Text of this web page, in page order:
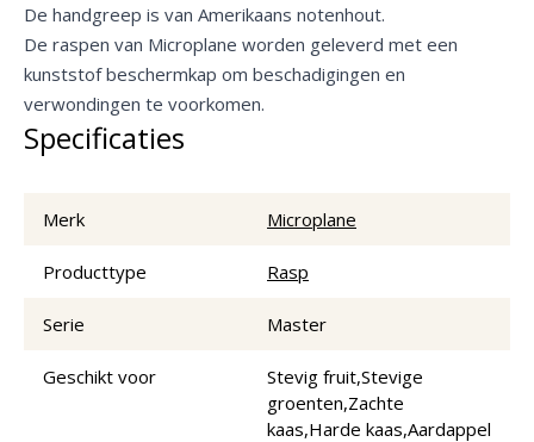
De handgreep is van Amerikaans notenhout.
De raspen van Microplane worden geleverd met een
kunststof beschermkap om beschadigingen en
verwondingen te voorkomen.
Specificaties
Merk Microplane
Producttype Rasp
Serie Master
Geschikt voor
Stevig fruit,Stevige
groenten,Zachte
kaas,Harde kaas,Aardappel